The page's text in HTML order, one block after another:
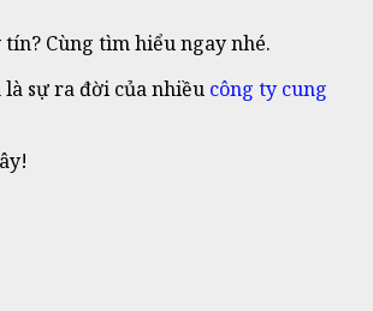
Cùng tìm hiểu ngay nhé.
là sự ra đời của nhiều công ty cung